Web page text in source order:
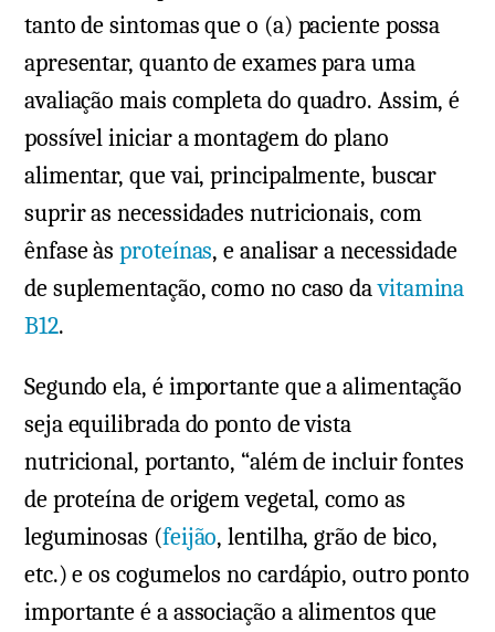
tanto de sintomas que o (a) paciente possa
apresentar, quanto de exames para uma
avaliação mais completa do quadro. Assim, é
possível iniciar a montagem do plano
alimentar, que vai, principalmente, buscar
suprir as necessidades nutricionais, com
ênfase àsproteínas, e analisar a necessidade
de suplementação, como no caso davitamina
B12.
Segundo ela, é importante que a alimentação
seja equilibrada do ponto de vista
nutricional, portanto, “além de incluir fontes
de proteína de origem vegetal, como as
leguminosas (feijão, lentilha, grão de bico,
etc.) e os cogumelos no cardápio, outro ponto
importante é a associação a alimentos que